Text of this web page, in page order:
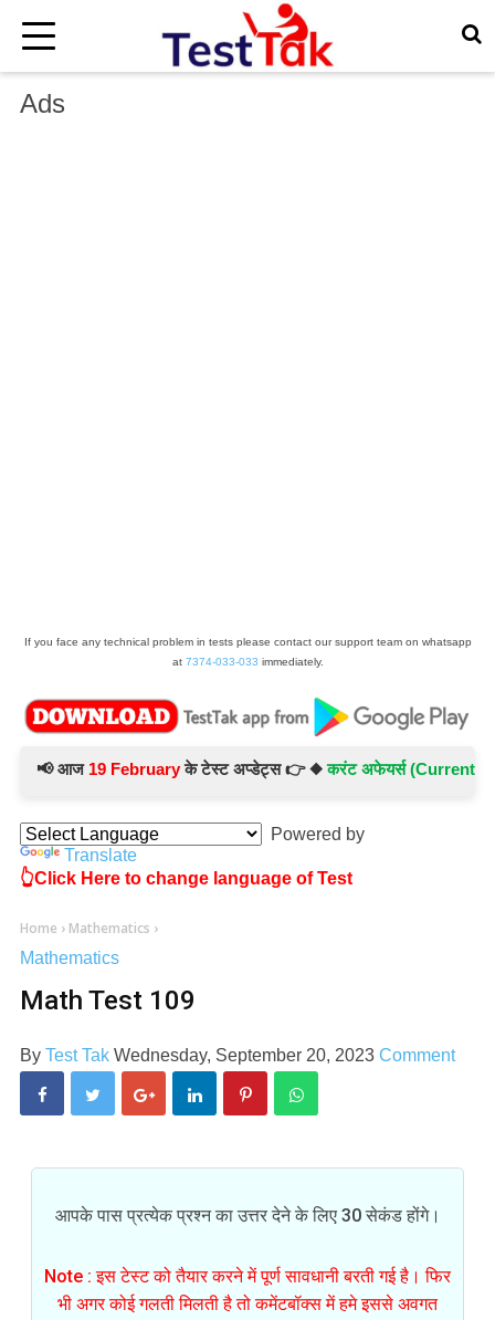
Ads
If you face any technical problem in tests please contact our support team on whatsapp
at 7374-033-033 immediately.
📢 आज19 Februaryके टेस्ट अप्डेट्स 👉 ◆करंट अफेयर्स (Current
×
Powered by
Translate
👆Click Here to change language of Test
Home › Mathematics ›
Mathematics
Math Test 109
By Test Tak Wednesday, September 20, 2023 Comment
आपके पास प्रत्येक प्रश्न का उत्तर देने के लिए 30 सेकंड होंगे।
Note : इस टेस्ट को तैयार करने में पूर्ण सावधानी बरती गई है। फिर
भी अगर कोई गलती मिलती है तो कमेंटबॉक्स में हमे इससे अवगत